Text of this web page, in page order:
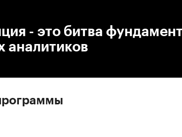
- это битва
аналитиков